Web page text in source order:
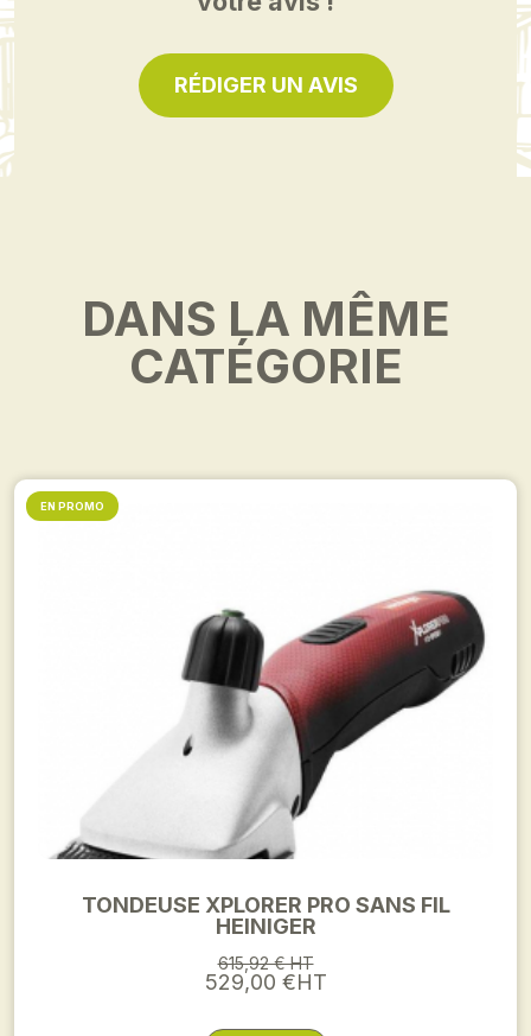
RÉDIGER UN AVIS
DANS LA MÊME
CATÉGORIE
TONDEUSE XPLORER PRO SANS FIL
HEINIGER
615,92 € HT
529,00 €HT
EN PROMO